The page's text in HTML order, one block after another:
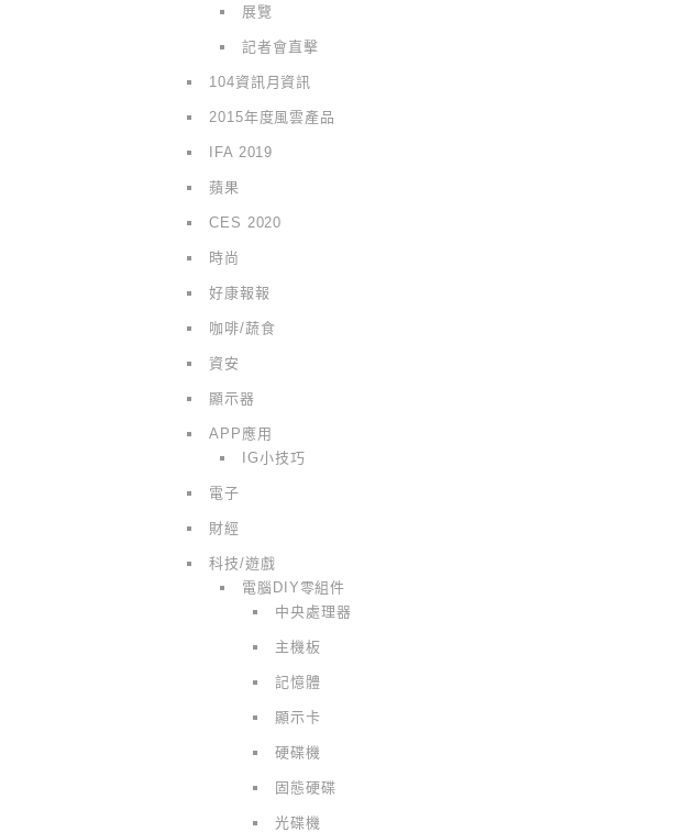
展覽
記者會直擊
104資訊月資訊
2015年度風雲產品
IFA 2019
蘋果
CES 2020
時尚
好康報報
咖啡/蔬食
資安
顯示器
APP應用
IG小技巧
電子
財經
科技/遊戲
電腦DIY零組件
中央處理器
主機板
記憶體
顯示卡
硬碟機
固態硬碟
光碟機